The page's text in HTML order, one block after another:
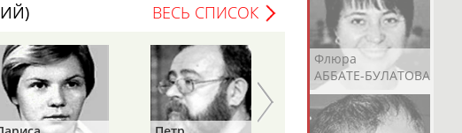
Рамазан
АБАЧАРАЕВ
Ростом
АБАШИДЗЕ
Флюра
АББАТЕ-БУЛАТОВА
ВЕСЬ СПИСОК